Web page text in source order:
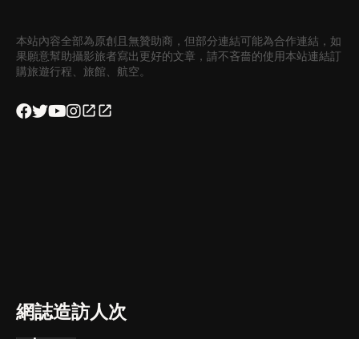
本站內容全部為原創且無贊助商，但部分連結可能為合作連結，如
果願意幫助攝影旅者寫出更好的文章，請不吝嗇的使用本站連結訂
購旅遊行程、旅館、航空。
網誌造訪人次